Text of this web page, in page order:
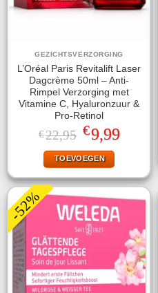
GEZICHTSVERZORGING
L’Oréal Paris Revitalift Laser
Dagcrème 50ml – Anti-
Rimpel Verzorging met
Vitamine C, Hyaluronzuur &
Pro-Retinol
€22,95 Oorspronkelijke
prijs
was:
€22,95.
€9,99Huidige
prijs
TOEVOEGEN
-52%